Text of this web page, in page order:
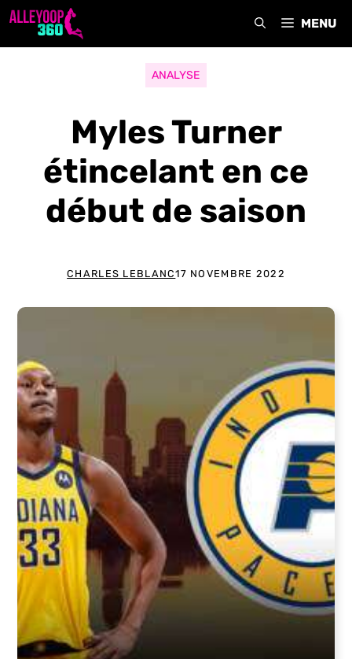
Aller
MENU
ANALYSE
Myles Turner
étincelant en ce
début de saison
CHARLES LEBLANC17 NOVEMBRE 2022